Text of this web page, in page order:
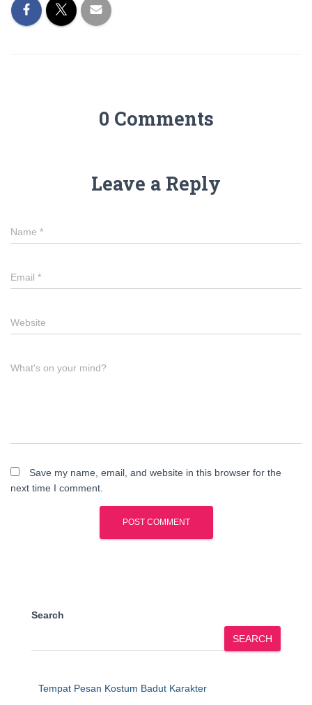
0 Comments
Leave a Reply
Name *
Email *
Website
What's on your mind?
Save my name, email, and website in this browser for the
next time I comment.
Search
SEARCH
Tempat Pesan Kostum Badut Karakter